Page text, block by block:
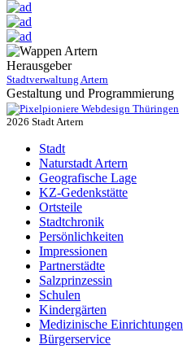
Herausgeber
Stadtverwaltung Artern
Gestaltung und Programmierung
Webdesign Thüringen
2026 Stadt Artern
Stadt
Naturstadt Artern
Geografische Lage
KZ-Gedenkstätte
Ortsteile
Stadtchronik
Persönlichkeiten
Impressionen
Partnerstädte
Salzprinzessin
Schulen
Kindergärten
Medizinische Einrichtungen
Bürgerservice